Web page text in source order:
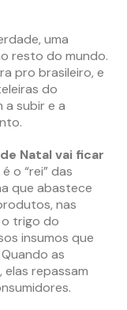
uma
resto do mundo.
pro brasileiro, e
do
a subir e a
Natal vai ficar
o “rei” das
que abastece
nas
trigo do
insumos que
as
repassam